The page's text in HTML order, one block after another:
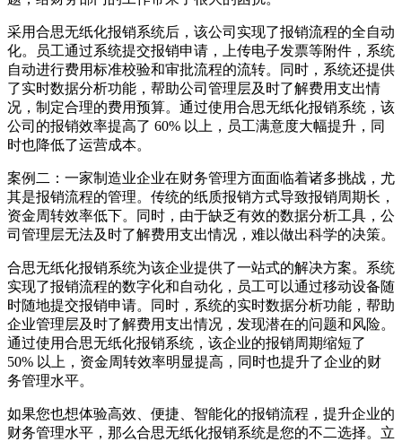
采用合思无纸化报销系统后，该公司实现了报销流程的全自动
化。员工通过系统提交报销申请，上传电子发票等附件，系统
自动进行费用标准校验和审批流程的流转。同时，系统还提供
了实时数据分析功能，帮助公司管理层及时了解费用支出情
况，制定合理的费用预算。通过使用合思无纸化报销系统，该
公司的报销效率提高了 60% 以上，员工满意度大幅提升，同
时也降低了运营成本。
案例二：一家制造业企业在财务管理方面面临着诸多挑战，尤
其是报销流程的管理。传统的纸质报销方式导致报销周期长，
资金周转效率低下。同时，由于缺乏有效的数据分析工具，公
司管理层无法及时了解费用支出情况，难以做出科学的决策。
合思无纸化报销系统为该企业提供了一站式的解决方案。系统
实现了报销流程的数字化和自动化，员工可以通过移动设备随
时随地提交报销申请。同时，系统的实时数据分析功能，帮助
企业管理层及时了解费用支出情况，发现潜在的问题和风险。
通过使用合思无纸化报销系统，该企业的报销周期缩短了
50% 以上，资金周转效率明显提高，同时也提升了企业的财
务管理水平。
如果您也想体验高效、便捷、智能化的报销流程，提升企业的
财务管理水平，那么合思无纸化报销系统是您的不二选择。立